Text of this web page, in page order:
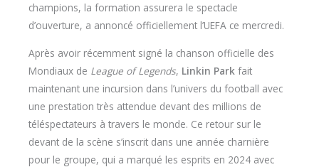
champions, la formation assurera le spectacle
d’ouverture, a annoncé officiellement l’UEFA ce mercredi.
Après avoir récemment signé la chanson officielle des
Mondiaux de League of Legends, Linkin Park fait
maintenant une incursion dans l’univers du football avec
une prestation très attendue devant des millions de
téléspectateurs à travers le monde. Ce retour sur le
devant de la scène s’inscrit dans une année charnière
pour le groupe, qui a marqué les esprits en 2024 avec